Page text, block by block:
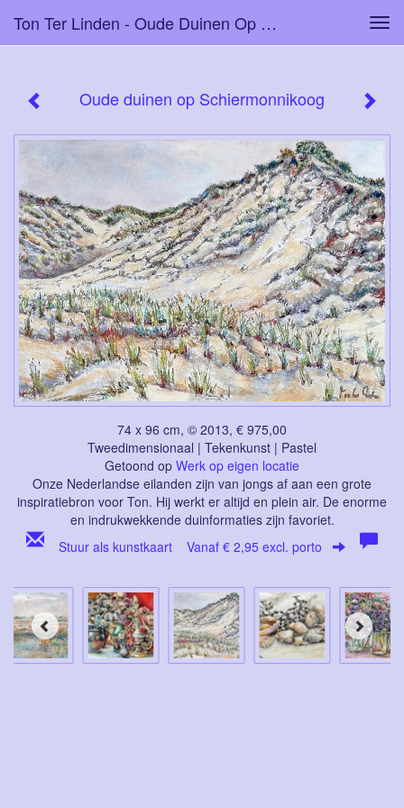
Ton Ter Linden - Oude Duinen Op Schiermonnikoog
Oude duinen op Schiermonnikoog
74 x 96 cm, © 2013, € 975,00
Tweedimensionaal | Tekenkunst | Pastel
Getoond op Werk op eigen locatie
Onze Nederlandse eilanden zijn van jongs af aan een grote
inspiratiebron voor Ton. Hij werkt er altijd en plein air. De enorme
en indrukwekkende duinformaties zijn favoriet.
Stuur als kunstkaart Vanaf € 2,95 excl. porto